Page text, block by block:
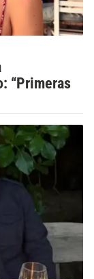
“Primeras